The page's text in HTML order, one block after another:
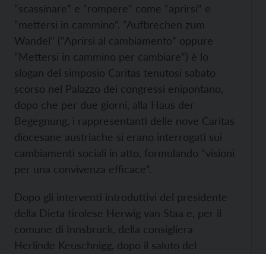
“scassinare” e “rompere” come “aprirsi” e
“mettersi in cammino”. “Aufbrechen zum
Wandel” (“Aprirsi al cambiamento” oppure
“Mettersi in cammino per cambiare”) è lo
slogan del simposio Caritas tenutosi sabato
scorso nel Palazzo dei congressi enipontano,
dopo che per due giorni, alla Haus der
Begegnung, i rappresentanti delle nove Caritas
diocesane austriache si erano interrogati sui
cambiamenti sociali in atto, formulando “visioni
per una convivenza efficace”.
Dopo gli interventi introduttivi del presidente
della Dieta tirolese Herwig van Staa e, per il
comune di Innsbruck, della consigliera
Herlinde Keuschnigg, dopo il saluto del